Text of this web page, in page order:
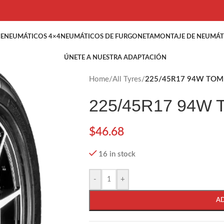
NEUMÁTICOS 4×4NEUMÁTICOS DE FURGONETAMONTAJE DE
ÚNETE A NUESTRA ADAPTACIÓN
Home/All Tyres/225/45R17 94W
225/45R17 94W
$46.68
16 in stock
- +